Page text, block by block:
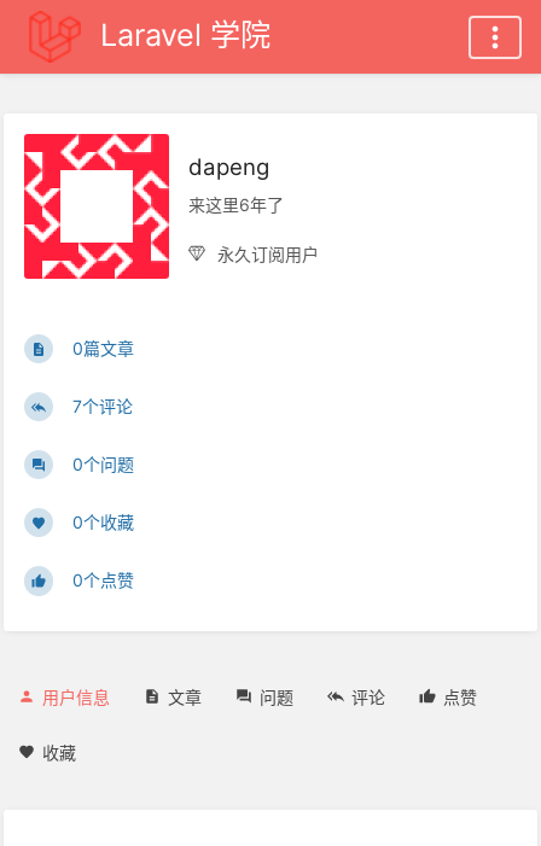
Laravel 学院
dapeng
来这里6年了
永久订阅用户
0篇文章
7个评论
0个问题
0个收藏
0个点赞
用户信息 文章 问题 评论 点赞
收藏